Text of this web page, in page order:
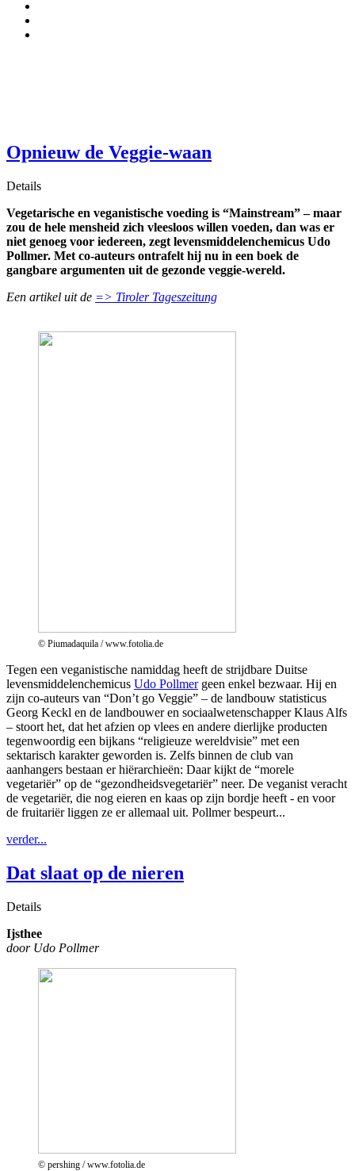
Opnieuw de Veggie-waan
Details
Vegetarische en veganistische voeding is “Mainstream” – maar
zou de hele mensheid zich vleesloos willen voeden, dan was er
niet genoeg voor iedereen, zegt levensmiddelenchemicus Udo
Pollmer. Met co-auteurs ontrafelt hij nu in een boek de
gangbare argumenten uit de gezonde veggie-wereld.
Een artikel uit de => Tiroler Tageszeitung
© Piumadaquila / www.fotolia.de
Tegen een veganistische namiddag heeft de strijdbare Duitse
levensmiddelenchemicus Udo Pollmergeen enkel bezwaar. Hij en
zijn co-auteurs van “Don’t go Veggie” – de landbouw statisticus
Georg Keckl en de landbouwer en sociaalwetenschapper Klaus Alfs
– stoort het, dat het afzien op vlees en andere dierlijke producten
tegenwoordig een bijkans “religieuze wereldvisie” met een
sektarisch karakter geworden is. Zelfs binnen de club van
aanhangers bestaan er hiërarchieën: Daar kijkt de “morele
vegetariër” op de “gezondheidsvegetariër” neer. De veganist veracht
de vegetariër, die nog eieren en kaas op zijn bordje heeft - en voor
de fruitariër liggen ze er allemaal uit. Pollmer bespeurt...
verder...
Dat slaat op de nieren
Details
Ijsthee
door Udo Pollmer
© pershing / www.fotolia.de